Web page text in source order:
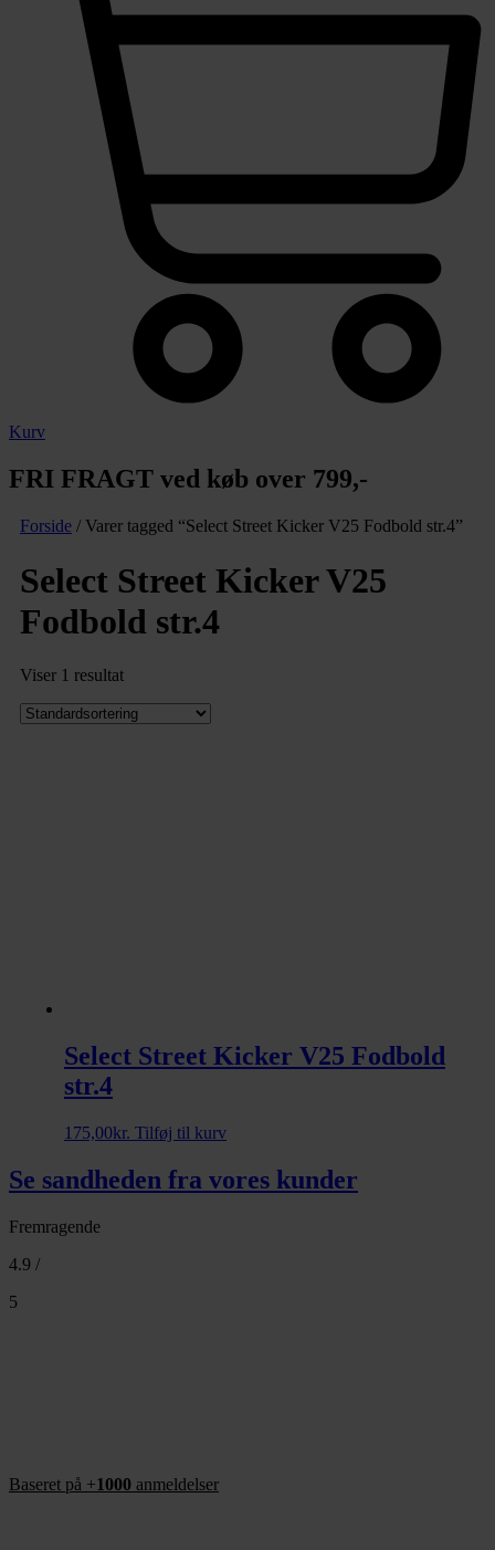
Kurv
FRI FRAGT ved køb over 799,-
Forside / Varer tagged “Select Street Kicker V25 Fodbold str.4”
Select Street Kicker V25
Fodbold str.4
Viser 1 resultat
Select Street Kicker V25 Fodbold
str.4
175,00kr. Tilføj til kurv
Se sandheden fra vores kunder
Fremragende
4.9 /
5
Baseret på +1000 anmeldelser